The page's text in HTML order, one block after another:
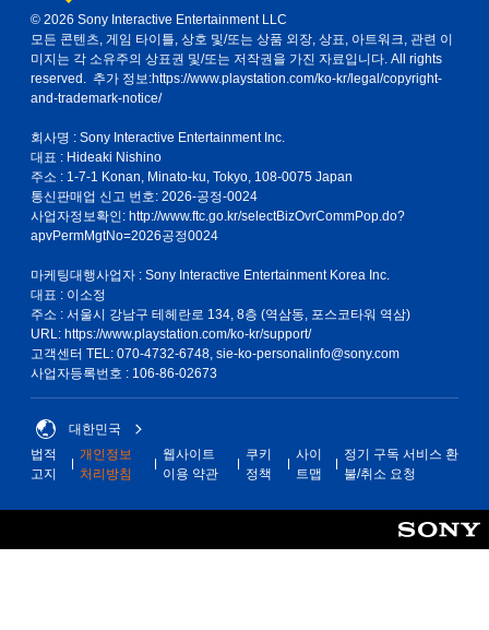
© 2026 Sony Interactive Entertainment LLC
모든 콘텐츠, 게임 타이틀, 상호 및/또는 상품 외장, 상표, 아트워크, 관련 이
미지는 각 소유주의 상표권 및/또는 저작권을 가진 자료입니다. All rights
reserved. 추가 정보:https://www.playstation.com/ko-kr/legal/copyright-
and-trademark-notice/
회사명 : Sony Interactive Entertainment Inc.
대표 : Hideaki Nishino
주소 : 1-7-1 Konan, Minato-ku, Tokyo, 108-0075 Japan
통신판매업 신고 번호: 2026-공정-0024
사업자정보확인: http://www.ftc.go.kr/selectBizOvrCommPop.do?
apvPermMgtNo=2026공정0024
마케팅대행사업자 : Sony Interactive Entertainment Korea Inc.
대표 : 이소정
주소 : 서울시 강남구 테헤란로 134, 8층 (역삼동, 포스코타워 역삼)
URL: https://www.playstation.com/ko-kr/support/
고객센터 TEL: 070-4732-6748, sie-ko-personalinfo@sony.com
사업자등록번호 : 106-86-02673
대한민국
법적
고지
개인정보
처리방침
웹사이트
이용 약관
쿠키
정책
사이
트맵
정기 구독 서비스 환
불/취소 요청